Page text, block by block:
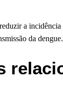
a
da dengue.